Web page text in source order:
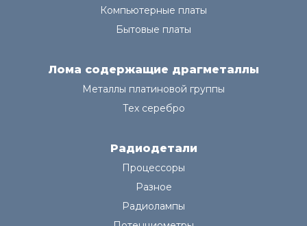
Компьютерные платы
Бытовые платы
Лома содержащие драгметаллы
Металлы платиновой группы
Тех серебро
Радиодетали
Процессоры
Разное
Радиолампы